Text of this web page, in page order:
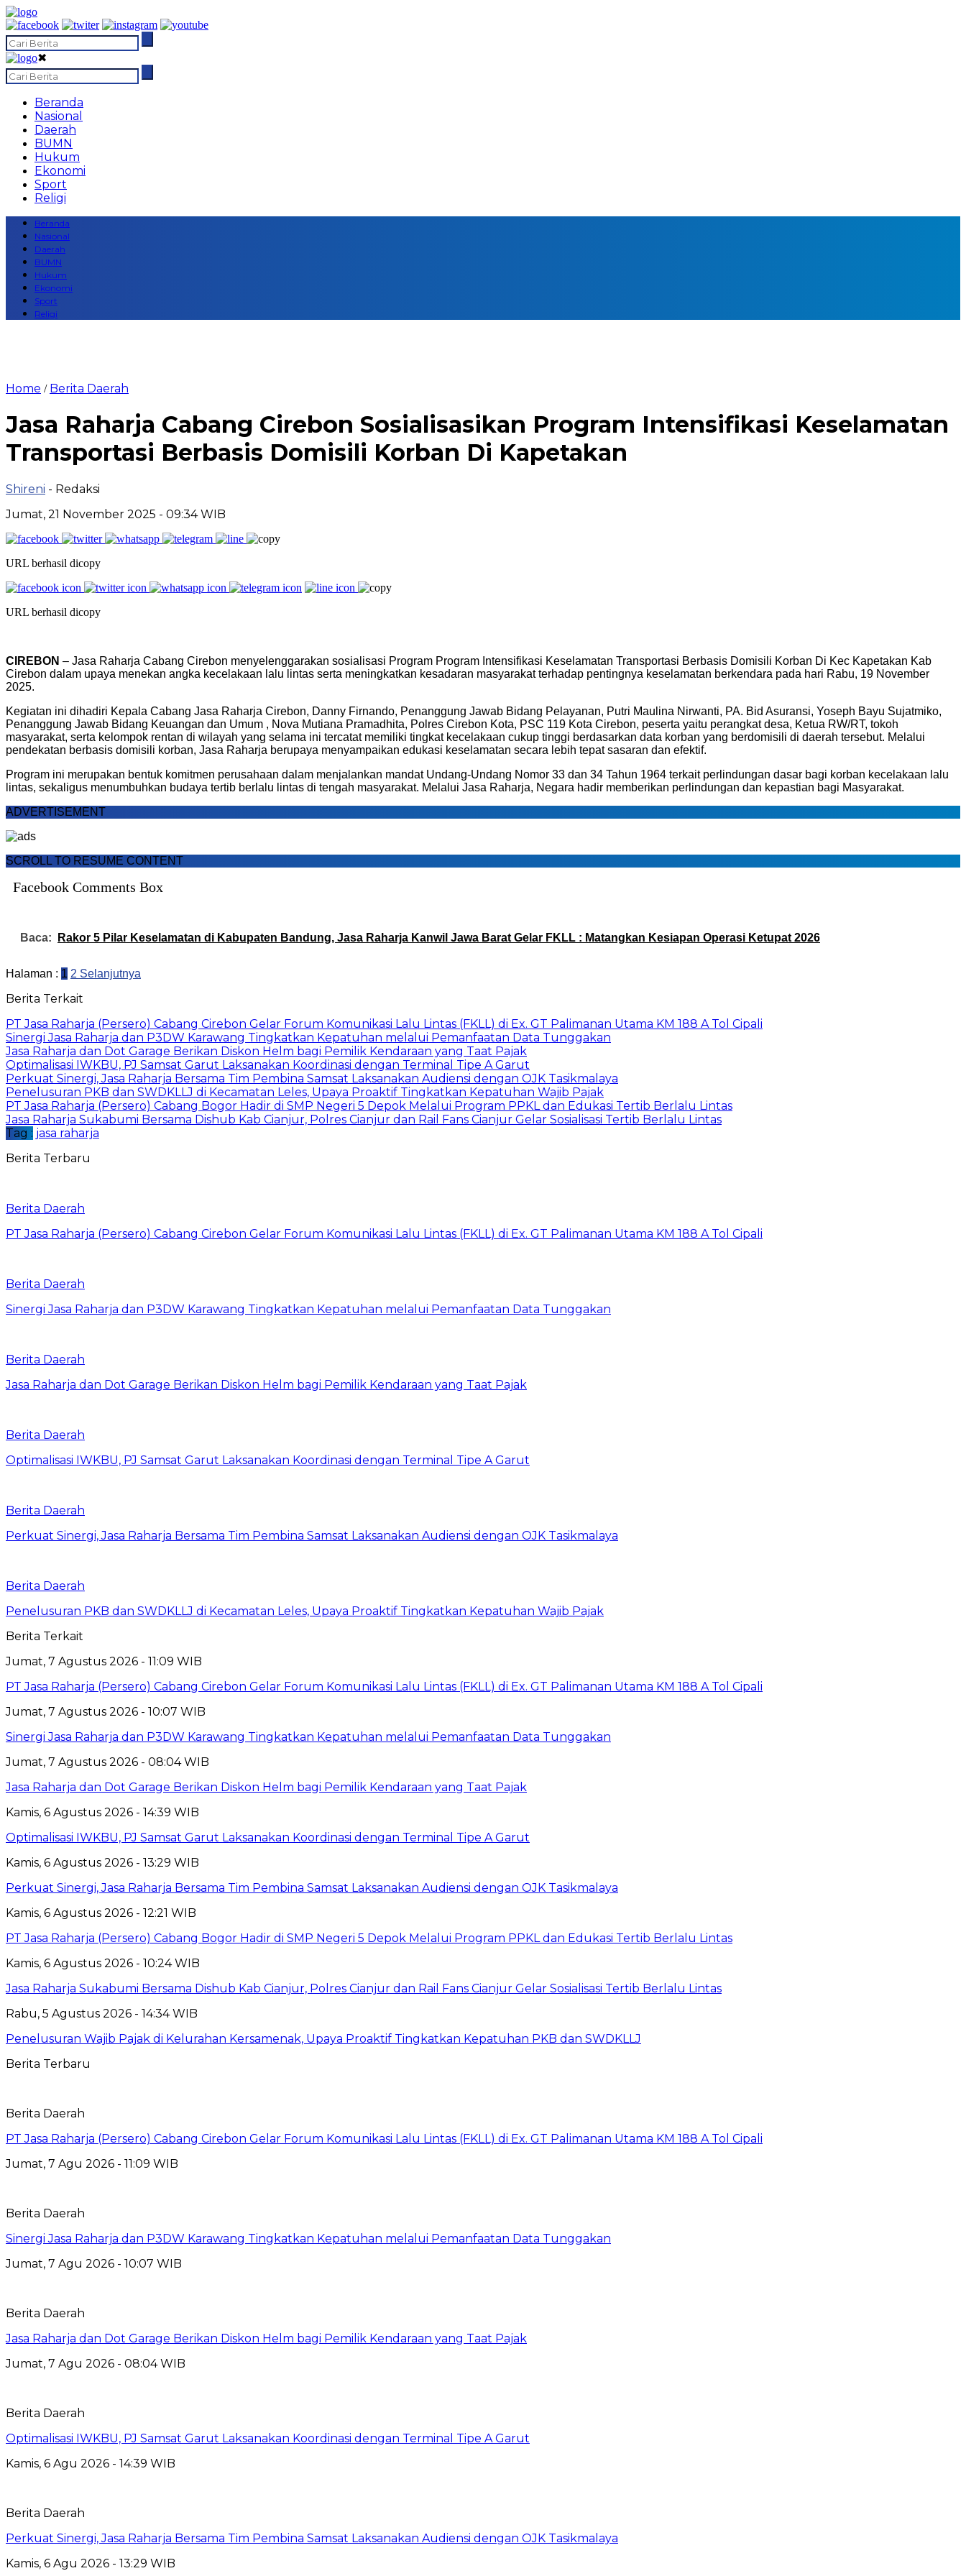
✖
Beranda
Nasional
Daerah
BUMN
Hukum
Ekonomi
Sport
Religi
Beranda
Nasional
Daerah
BUMN
Hukum
Ekonomi
Sport
Religi
Home / Berita Daerah
Jasa Raharja Cabang Cirebon Sosialisasikan Program Intensifikasi Keselamatan
Transportasi Berbasis Domisili Korban Di Kapetakan
Shireni - Redaksi
Jumat, 21 November 2025 - 09:34 WIB
URL berhasil dicopy
URL berhasil dicopy
CIREBON – Jasa Raharja Cabang Cirebon menyelenggarakan sosialisasi Program Program Intensifikasi Keselamatan Transportasi Berbasis Domisili Korban Di Kec Kapetakan Kab
Cirebon dalam upaya menekan angka kecelakaan lalu lintas serta meningkatkan kesadaran masyarakat terhadap pentingnya keselamatan berkendara pada hari Rabu, 19 November
2025.
Kegiatan ini dihadiri Kepala Cabang Jasa Raharja Cirebon, Danny Firnando, Penanggung Jawab Bidang Pelayanan, Putri Maulina Nirwanti, PA. Bid Asuransi, Yoseph Bayu Sujatmiko,
Penanggung Jawab Bidang Keuangan dan Umum , Nova Mutiana Pramadhita, Polres Cirebon Kota, PSC 119 Kota Cirebon, peserta yaitu perangkat desa, Ketua RW/RT, tokoh
masyarakat, serta kelompok rentan di wilayah yang selama ini tercatat memiliki tingkat kecelakaan cukup tinggi berdasarkan data korban yang berdomisili di daerah tersebut. Melalui
pendekatan berbasis domisili korban, Jasa Raharja berupaya menyampaikan edukasi keselamatan secara lebih tepat sasaran dan efektif.
Program ini merupakan bentuk komitmen perusahaan dalam menjalankan mandat Undang-Undang Nomor 33 dan 34 Tahun 1964 terkait perlindungan dasar bagi korban kecelakaan lalu
lintas, sekaligus menumbuhkan budaya tertib berlalu lintas di tengah masyarakat. Melalui Jasa Raharja, Negara hadir memberikan perlindungan dan kepastian bagi Masyarakat.
ADVERTISEMENT
SCROLL TO RESUME CONTENT
Facebook Comments Box
Baca: Rakor 5 Pilar Keselamatan di Kabupaten Bandung, Jasa Raharja Kanwil Jawa Barat Gelar FKLL : Matangkan Kesiapan Operasi Ketupat 2026
Halaman : 1 2 Selanjutnya
Berita Terkait
PT Jasa Raharja (Persero) Cabang Cirebon Gelar Forum Komunikasi Lalu Lintas (FKLL) di Ex. GT Palimanan Utama KM 188 A Tol Cipali
Sinergi Jasa Raharja dan P3DW Karawang Tingkatkan Kepatuhan melalui Pemanfaatan Data Tunggakan
Jasa Raharja dan Dot Garage Berikan Diskon Helm bagi Pemilik Kendaraan yang Taat Pajak
Optimalisasi IWKBU, PJ Samsat Garut Laksanakan Koordinasi dengan Terminal Tipe A Garut
Perkuat Sinergi, Jasa Raharja Bersama Tim Pembina Samsat Laksanakan Audiensi dengan OJK Tasikmalaya
Penelusuran PKB dan SWDKLLJ di Kecamatan Leles, Upaya Proaktif Tingkatkan Kepatuhan Wajib Pajak
PT Jasa Raharja (Persero) Cabang Bogor Hadir di SMP Negeri 5 Depok Melalui Program PPKL dan Edukasi Tertib Berlalu Lintas
Jasa Raharja Sukabumi Bersama Dishub Kab Cianjur, Polres Cianjur dan Rail Fans Cianjur Gelar Sosialisasi Tertib Berlalu Lintas
Tag : jasa raharja
Berita Terbaru
Berita Daerah
PT Jasa Raharja (Persero) Cabang Cirebon Gelar Forum Komunikasi Lalu Lintas (FKLL) di Ex. GT Palimanan Utama KM 188 A Tol Cipali
Berita Daerah
Sinergi Jasa Raharja dan P3DW Karawang Tingkatkan Kepatuhan melalui Pemanfaatan Data Tunggakan
Berita Daerah
Jasa Raharja dan Dot Garage Berikan Diskon Helm bagi Pemilik Kendaraan yang Taat Pajak
Berita Daerah
Optimalisasi IWKBU, PJ Samsat Garut Laksanakan Koordinasi dengan Terminal Tipe A Garut
Berita Daerah
Perkuat Sinergi, Jasa Raharja Bersama Tim Pembina Samsat Laksanakan Audiensi dengan OJK Tasikmalaya
Berita Daerah
Penelusuran PKB dan SWDKLLJ di Kecamatan Leles, Upaya Proaktif Tingkatkan Kepatuhan Wajib Pajak
Berita Terkait
Jumat, 7 Agustus 2026 - 11:09 WIB
PT Jasa Raharja (Persero) Cabang Cirebon Gelar Forum Komunikasi Lalu Lintas (FKLL) di Ex. GT Palimanan Utama KM 188 A Tol Cipali
Jumat, 7 Agustus 2026 - 10:07 WIB
Sinergi Jasa Raharja dan P3DW Karawang Tingkatkan Kepatuhan melalui Pemanfaatan Data Tunggakan
Jumat, 7 Agustus 2026 - 08:04 WIB
Jasa Raharja dan Dot Garage Berikan Diskon Helm bagi Pemilik Kendaraan yang Taat Pajak
Kamis, 6 Agustus 2026 - 14:39 WIB
Optimalisasi IWKBU, PJ Samsat Garut Laksanakan Koordinasi dengan Terminal Tipe A Garut
Kamis, 6 Agustus 2026 - 13:29 WIB
Perkuat Sinergi, Jasa Raharja Bersama Tim Pembina Samsat Laksanakan Audiensi dengan OJK Tasikmalaya
Kamis, 6 Agustus 2026 - 12:21 WIB
PT Jasa Raharja (Persero) Cabang Bogor Hadir di SMP Negeri 5 Depok Melalui Program PPKL dan Edukasi Tertib Berlalu Lintas
Kamis, 6 Agustus 2026 - 10:24 WIB
Jasa Raharja Sukabumi Bersama Dishub Kab Cianjur, Polres Cianjur dan Rail Fans Cianjur Gelar Sosialisasi Tertib Berlalu Lintas
Rabu, 5 Agustus 2026 - 14:34 WIB
Penelusuran Wajib Pajak di Kelurahan Kersamenak, Upaya Proaktif Tingkatkan Kepatuhan PKB dan SWDKLLJ
Berita Terbaru
Berita Daerah
PT Jasa Raharja (Persero) Cabang Cirebon Gelar Forum Komunikasi Lalu Lintas (FKLL) di Ex. GT Palimanan Utama KM 188 A Tol Cipali
Jumat, 7 Agu 2026 - 11:09 WIB
Berita Daerah
Sinergi Jasa Raharja dan P3DW Karawang Tingkatkan Kepatuhan melalui Pemanfaatan Data Tunggakan
Jumat, 7 Agu 2026 - 10:07 WIB
Berita Daerah
Jasa Raharja dan Dot Garage Berikan Diskon Helm bagi Pemilik Kendaraan yang Taat Pajak
Jumat, 7 Agu 2026 - 08:04 WIB
Berita Daerah
Optimalisasi IWKBU, PJ Samsat Garut Laksanakan Koordinasi dengan Terminal Tipe A Garut
Kamis, 6 Agu 2026 - 14:39 WIB
Berita Daerah
Perkuat Sinergi, Jasa Raharja Bersama Tim Pembina Samsat Laksanakan Audiensi dengan OJK Tasikmalaya
Kamis, 6 Agu 2026 - 13:29 WIB